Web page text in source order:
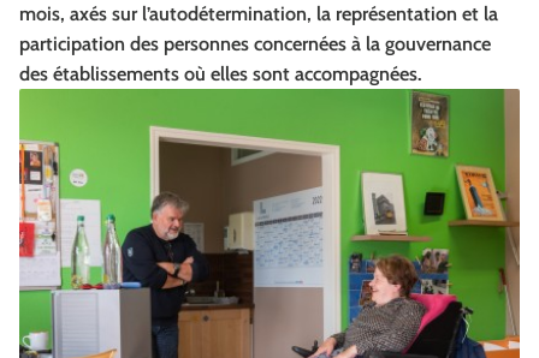
mois, axés sur l’autodétermination, la représentation et la
participation des personnes concernées à la gouvernance
des établissements où elles sont accompagnées.